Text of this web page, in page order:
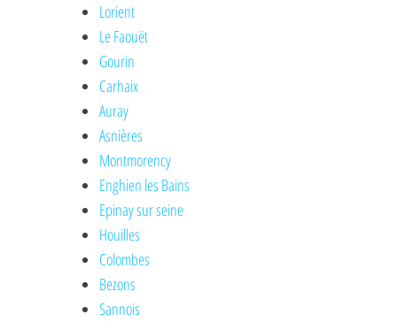
Lorient
Le Faouët
Gourin
Carhaix
Auray
Asnières
Montmorency
Enghien les Bains
Epinay sur seine
Houilles
Colombes
Bezons
Sannois